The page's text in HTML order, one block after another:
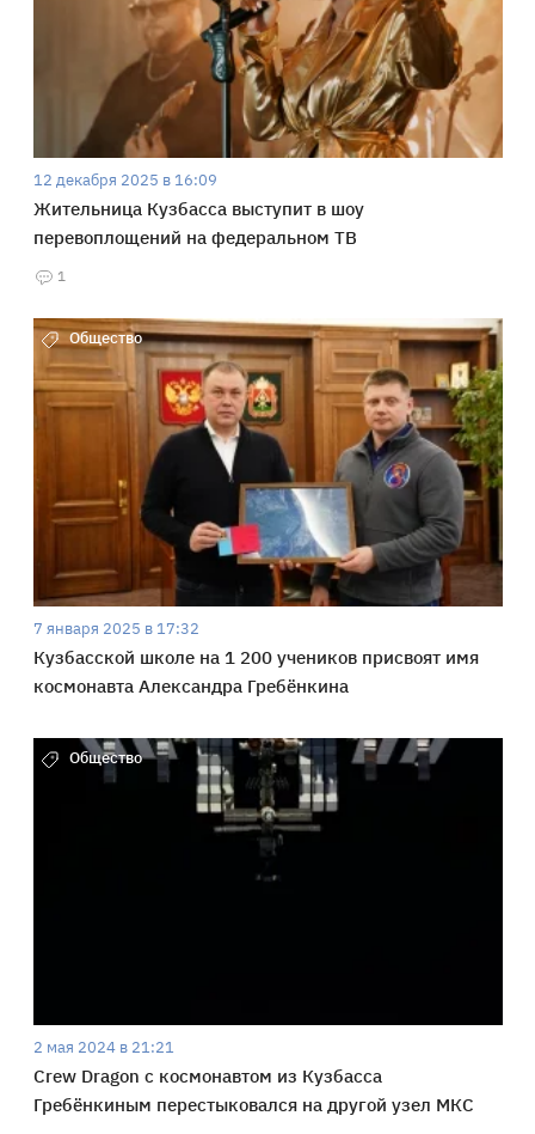
12 декабря 2025 в 16:09
Жительница Кузбасса выступит в шоу
перевоплощений на федеральном ТВ
1
Общество
7 января 2025 в 17:32
Кузбасской школе на 1 200 учеников присвоят имя
космонавта Александра Гребёнкина
Общество
2 мая 2024 в 21:21
Crew Dragon с космонавтом из Кузбасса
Гребёнкиным перестыковался на другой узел МКС